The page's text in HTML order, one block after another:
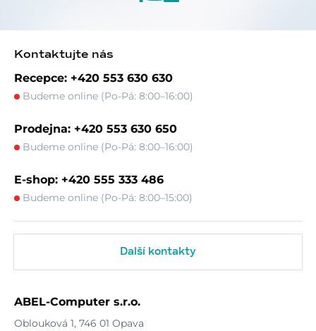
Kontaktujte nás
Recepce: +420 553 630 630
Budeme online (Po-Pá: 8:00–16:00)
Prodejna: +420 553 630 650
Budeme online (Po-Pá: 8:00–16:00)
E-shop: +420 555 333 486
Budeme online (Po-Pá: 8:00–15:00)
Další kontakty
ABEL-Computer s.r.o.
Oblouková 1, 746 01 Opava